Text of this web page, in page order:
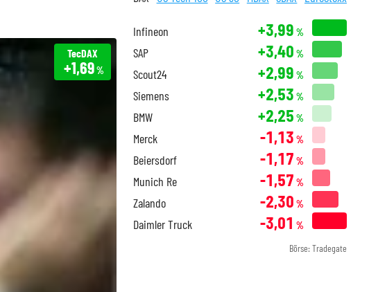
TecDAX
+1,69%
Infineon +3,99 %
SAP +3,40 %
Scout24 +2,99 %
Siemens +2,53 %
BMW +2,25 %
Merck -1,13 %
Beiersdorf -1,17 %
Munich Re -1,57 %
Zalando -2,30 %
Daimler Truck -3,01 %
Börse: Tradegate